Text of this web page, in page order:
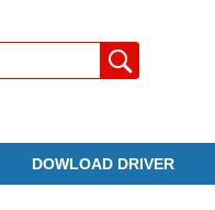
DOWLOAD DRIVER